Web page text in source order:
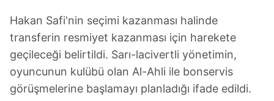
Hakan Safi'nin seçimi kazanması halinde
transferin resmiyet kazanması için harekete
geçileceği belirtildi. Sarı-lacivertli yönetimin,
oyuncunun kulübü olan Al-Ahli ile bonservis
görüşmelerine başlamayı planladığı ifade edildi.